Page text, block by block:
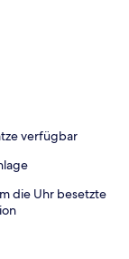
verfügbar
die Uhr besetzte